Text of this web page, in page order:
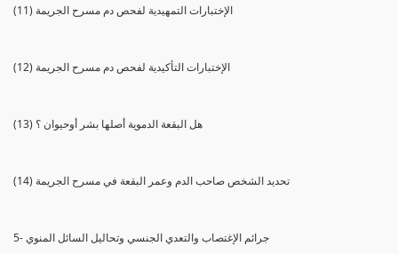
(11) الإختبارات التمهيدية لفحص دم مسرح الجريمة
(12) الإختبارات التأكيدية لفحص دم مسرح الجريمة
(13) هل البقعة الدموية أصلها بشر أوحيوان ؟
(14) تحديد الشخص صاحب الدم وعمر البقعة في مسرح الجريمة
5- جرائم الإغتصاب والتعدي الجنسي وتحاليل السائل المنوي